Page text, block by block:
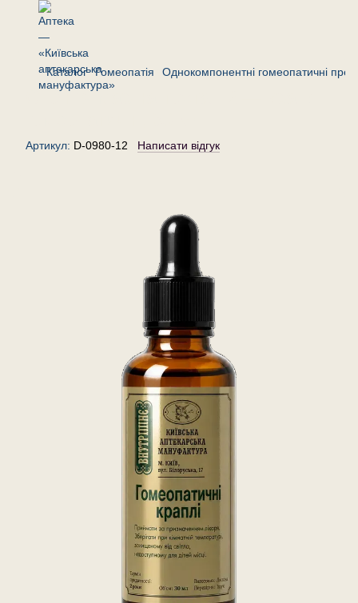
Каталог Гомеопатія Однокомпонентні гомеопатичні
Спонгія маріна тоста 12 — краплі
Артикул: D-0980-12 Написати відгук